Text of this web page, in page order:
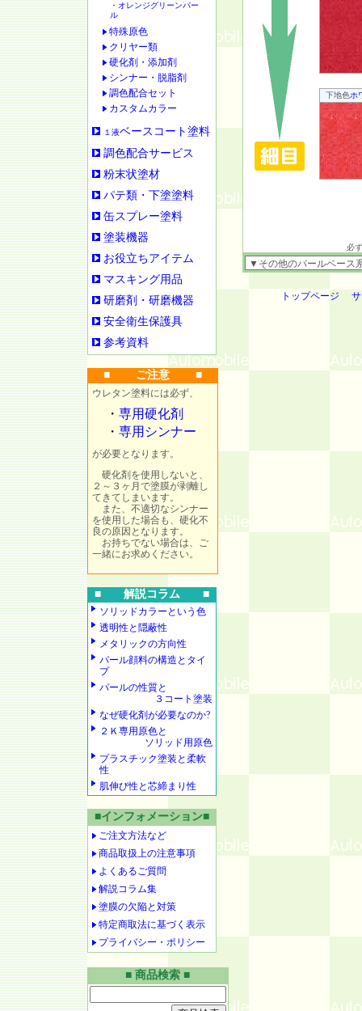
・オレンジグリーンパー
ル
特殊原色
クリヤー類
硬化剤・添加剤
シンナー・脱脂剤
調色配合セット
カスタムカラー
１液ベースコート塗料
調色配合サービス
粉末状塗材
パテ類・下塗塗料
缶スプレー塗料
塗装機器
お役立ちアイテム
マスキング用品
研磨剤・研磨機器
安全衛生保護具
参考資料
■ ご注意 ■
ウレタン塗料には必ず、
・ 専用硬化剤
・ 専用シンナー
が必要となります。
硬化剤を使用しないと、
２～３ヶ月で塗膜が剥離し
てきてしまいます。
また、不適切なシンナー
を使用した場合も、硬化不
良の原因となります。
お持ちでない場合は、ご
一緒にお求めください。
■ 解説コラム ■
ソリッドカラーという色
透明性と隠蔽性
メタリックの方向性
パール顔料の構造とタイ
プ
パールの性質と
３コート塗装
なぜ硬化剤が必要なのか?
２Ｋ専用原色と
ソリッド用原色
プラスチック塗装と柔軟
性
肌伸び性と芯締まり性
■インフォメーション■
ご注文方法など
商品取扱上の注意事項
よくあるご質問
解説コラム集
塗膜の欠陥と対策
特定商取法に基づく表示
プライバシー・ポリシー
下地色ホ
必ず
トップページ
■ 商品検索 ■